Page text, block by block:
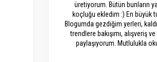
üretiyorum. Bütün bunların
koçluğu ekledim :) En büyük
Blogumda gezdiğim yerleri,
trendlere bakışımı, alışveriş
paylaşıyorum. Mutlulukla